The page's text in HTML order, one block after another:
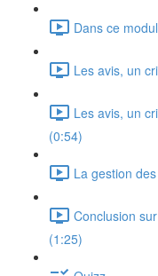
Dans ce
Les avis, un
Les avis, un
(0:54)
La gestion
Conclusion
(1:25)